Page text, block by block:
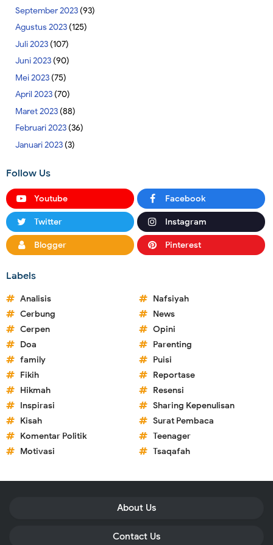
September 2023(93)
Agustus 2023(125)
Juli 2023(107)
Juni 2023(90)
Mei 2023(75)
April 2023(70)
Maret 2023(88)
Februari 2023(36)
Januari 2023(3)
Follow Us
Youtube Facebook
Twitter Instagram
Blogger Pinterest
Labels
Analisis
Cerbung
Cerpen
Doa
family
Fikih
Hikmah
Inspirasi
Kisah
Komentar Politik
Motivasi
Nafsiyah
News
Opini
Parenting
Puisi
Reportase
Resensi
Sharing Kepenulisan
Surat Pembaca
Teenager
Tsaqafah
About Us
Contact Us